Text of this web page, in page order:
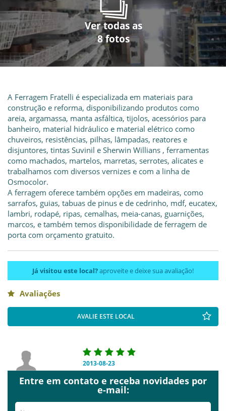
Ver todas as
8 fotos
Ver todas as
8 fotos
Ver todas as
8 fotos
Ver todas as
8 fotos
Ver todas as
8 fotos
Ver todas as
8 fotos
Ver todas as
8 fotos
Ver todas as
8 fotos
A Ferragem Fratelli é especializada em materiais para
construção e reforma, disponibilizando produtos como
areia, argamassa, manta asfáltica, tijolos, acessórios para
banheiro, material hidráulico e material elétrico como
chuveiros, resistências, pilhas, lâmpadas, reatores e
disjuntores, tintas Suvinil e Sherwin Willians , ferramentas
como machados, martelos, marretas, serrotes, alicates e
trabalhamos com diversos vernizes e com a linha de
Osmocolor.
A ferragem oferece também opções em madeiras, como
sarrafos, guias, tabuas de pinus e de cedrinho, mdf, eucatex,
lambri, rodapé, ripas, cemalhas, meia-canas, guarnições,
marcos, e também temos disponibilidade de ferragem de
porta com orçamento gratuito.
Já visitou este local?aproveite e deixe sua avaliação!
Avaliações
AVALIE ESTE LOCAL
Anonymous
2013-08-23
Achei tudo que precisava e o que não
tinha os gurias conseguem de um dia
para o outro. ótimo atendimento!
Entre em contato e receba novidades por
e-mail: